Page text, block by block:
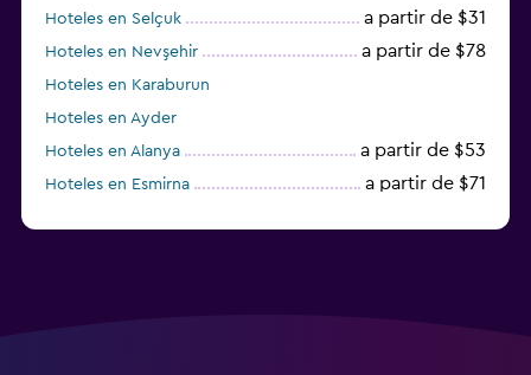
Hoteles en Selçuk a partir de $31
Hoteles en Nevşehir a partir de $78
Hoteles en Karaburun
Hoteles en Ayder
Hoteles en Alanya
a partir de $53
Hoteles en Esmirna a partir de $71